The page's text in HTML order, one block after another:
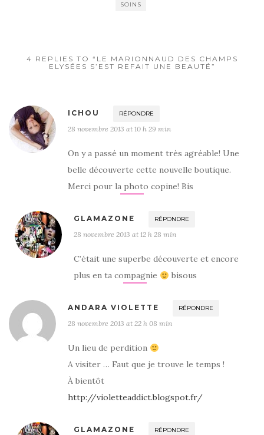
SOINS
4 REPLIES TO “LE MARIONNAUD DES CHAMPS
ELYSÉES S’EST REFAIT UNE BEAUTÉ”
ICHOU RÉPONDRE
28 novembre 2013 at 10 h 29 min
On y a passé un moment très agréable! Une
belle découverte cette nouvelle boutique.
Merci pour la photo copine! Bis
GLAMAZONE RÉPONDRE
28 novembre 2013 at 12 h 28 min
C’était une superbe découverte et encore
plus en ta compagnie
bisous
ANDARA VIOLETTE RÉPONDRE
28 novembre 2013 at 22 h 08 min
Un lieu de perdition
A visiter … Faut que je trouve le temps !
À bientôt
http://violetteaddict.blogspot.fr/
GLAMAZONE RÉPONDRE